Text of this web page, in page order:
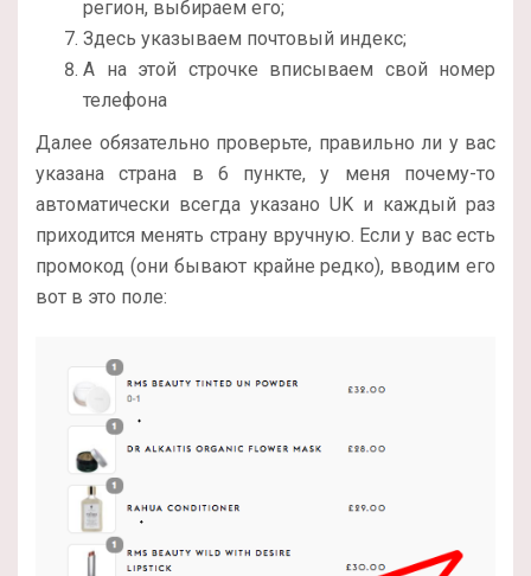
регион, выбираем его;
Здесь указываем почтовый индекс;
А на этой строчке вписываем свой номер
телефона
Далее обязательно проверьте, правильно ли у вас
указана страна в 6 пункте, у меня почему-то
автоматически всегда указано UK и каждый раз
приходится менять страну вручную. Если у вас есть
промокод (они бывают крайне редко), вводим его
вот в это поле: